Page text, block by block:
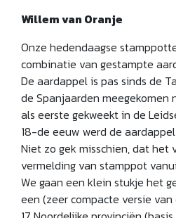
Willem van Oranje
Onze hedendaagse
combinatie van gestampte
De aardappel is pas sinds de
de Spanjaarden meegekomen
als eerste gekweekt in de
18-de eeuw werd de
Niet zo gek misschien, dat het
vermelding van stamppot
We gaan een klein stukje het
een (zeer compacte versie